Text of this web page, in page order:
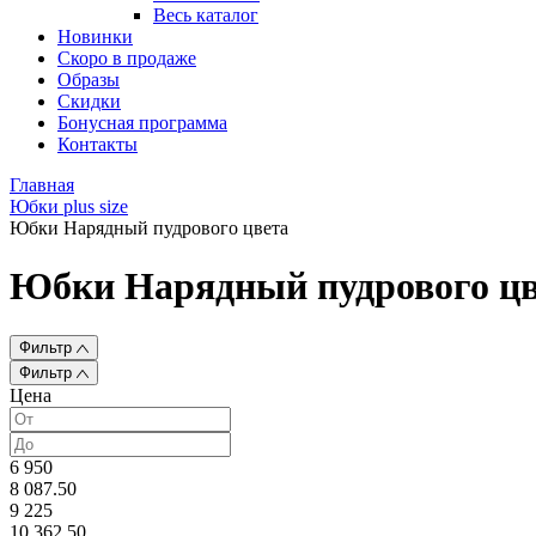
Весь каталог
Новинки
Скоро в продаже
Образы
Скидки
Бонусная программа
Контакты
Главная
Юбки plus size
Юбки Нарядный пудрового цвета
Юбки Нарядный пудрового
Фильтр
Фильтр
Цена
6 950
8 087.50
9 225
10 362.50